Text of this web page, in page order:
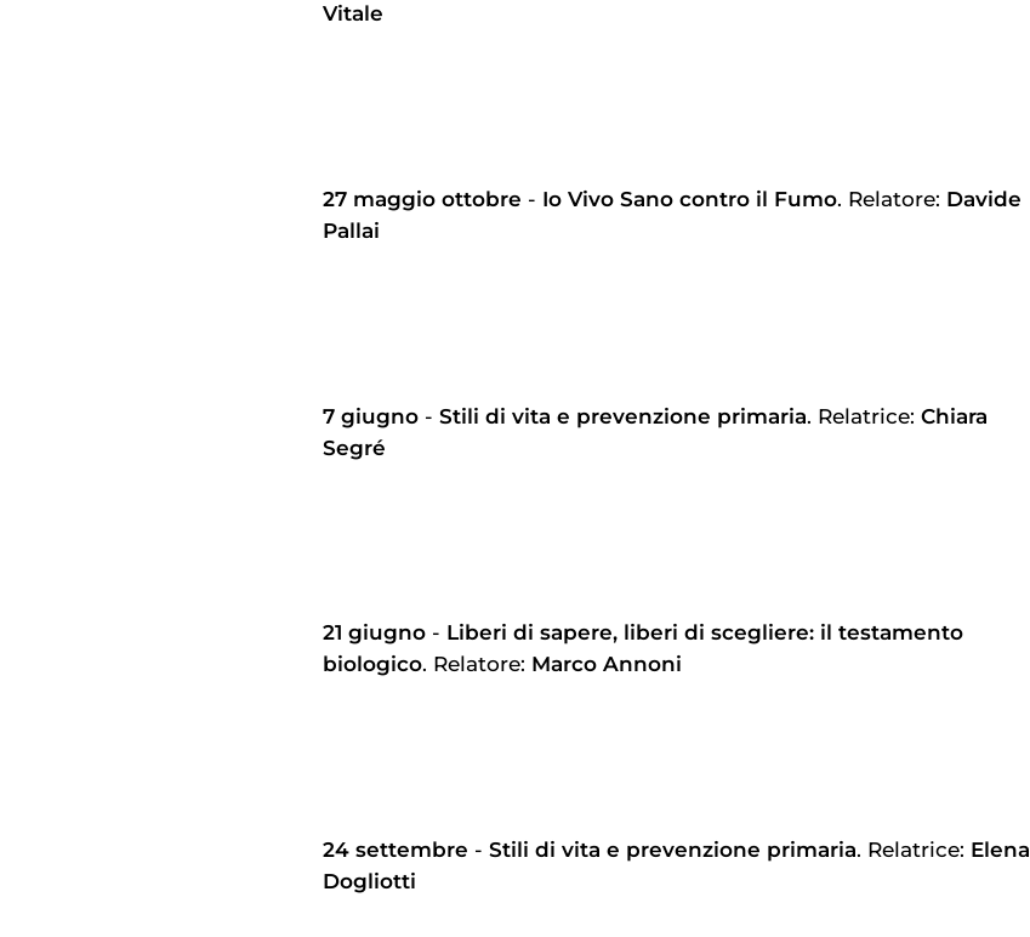
Vitale
27 maggio ottobre - Io Vivo Sano contro il Fumo. Relatore: Davide
Pallai
7 giugno - Stili di vita e prevenzione primaria. Relatrice: Chiara
Segré
21 giugno - Liberi di sapere, liberi di scegliere: il testamento
biologico. Relatore: Marco Annoni
24 settembre - Stili di vita e prevenzione primaria. Relatrice: Elena
Dogliotti